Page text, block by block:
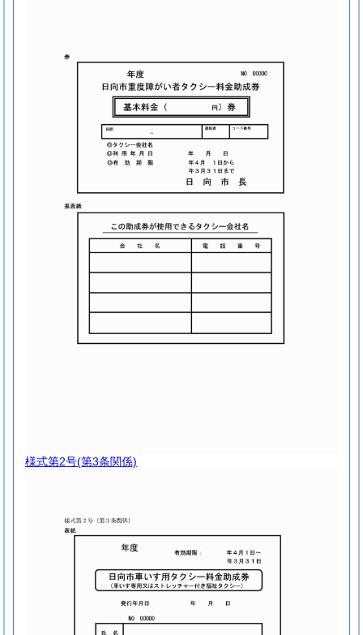
様式第2号(第3条関係)